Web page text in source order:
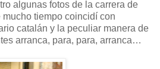
algunas fotos de la carrera de
tiempo coincidí con
catalán y la peculiar manera de
arranca, para, para, arranca…